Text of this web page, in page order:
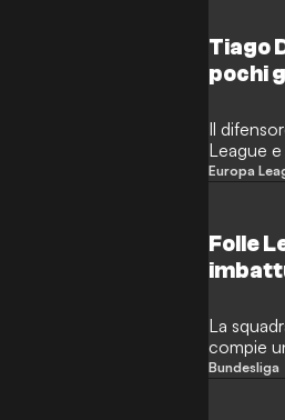
Tiago
pochi
Il
League
Europa
Folle
La
compie
Bundesliga